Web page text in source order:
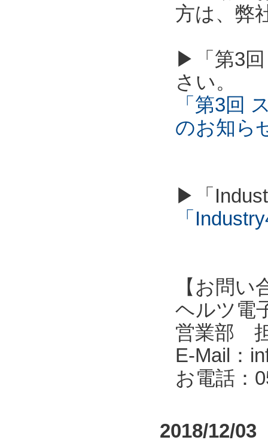
方は、弊
▶「第3回
さい。
「第3回
のお知ら
▶「
「
【お問い
ヘルツ電
営業部
E-Mail：
お電話：
2018/12/03